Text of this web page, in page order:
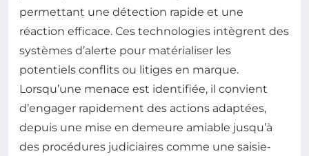
permettant une détection rapide et une
réaction efficace. Ces technologies intègrent des
systèmes d’alerte pour matérialiser les
potentiels conflits ou litiges en marque.
Lorsqu’une menace est identifiée, il convient
d’engager rapidement des actions adaptées,
depuis une mise en demeure amiable jusqu’à
des procédures judiciaires comme une saisie-